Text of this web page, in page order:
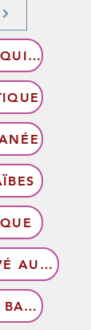
ROXY ET SON ÉQUIPAGE
CONTENU RÉSERVÉ AUX MEMBRES
TECHNIQUE DU BATEAU